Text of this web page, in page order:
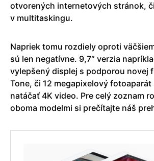
otvorených internetových stránok,
v multitaskingu.
Napriek tomu rozdiely oproti
sú len negatívne. 9,7″ verzia
vylepšený displej s podporou novej
Tone, či 12 megapixelový
natáčať 4K video. Pre celý zoznam
oboma modelmi si prečítajte náš